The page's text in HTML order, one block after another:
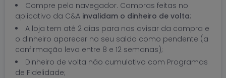
Compre pelo navegador. Compras feitas no
aplicativo da C&A invalidam o dinheiro de volta;
A loja tem até 2 dias para nos avisar da compra e
o dinheiro aparecer no seu saldo como pendente (a
confirmação leva entre 8 e 12 semanas);
Dinheiro de volta não cumulativo com Programas
de Fidelidade;